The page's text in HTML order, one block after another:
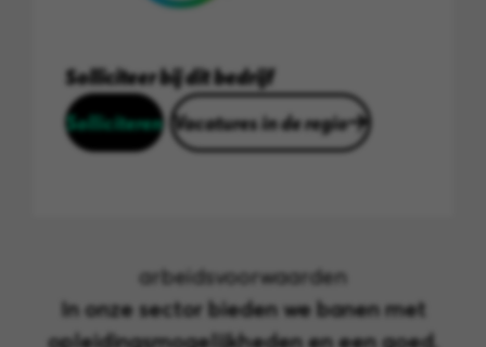
Solliciteer bij dit bedrijf
Solliciteren Vacatures in de regio
arbeidsvoorwaarden
In onze sector bieden we banen met
opleidingsmogelijkheden en een goed,